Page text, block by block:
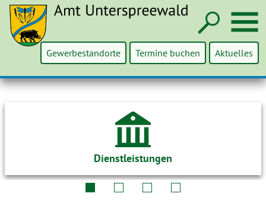
Gewerbestandorte Termine buchen Aktuelles
Dienstleistungen